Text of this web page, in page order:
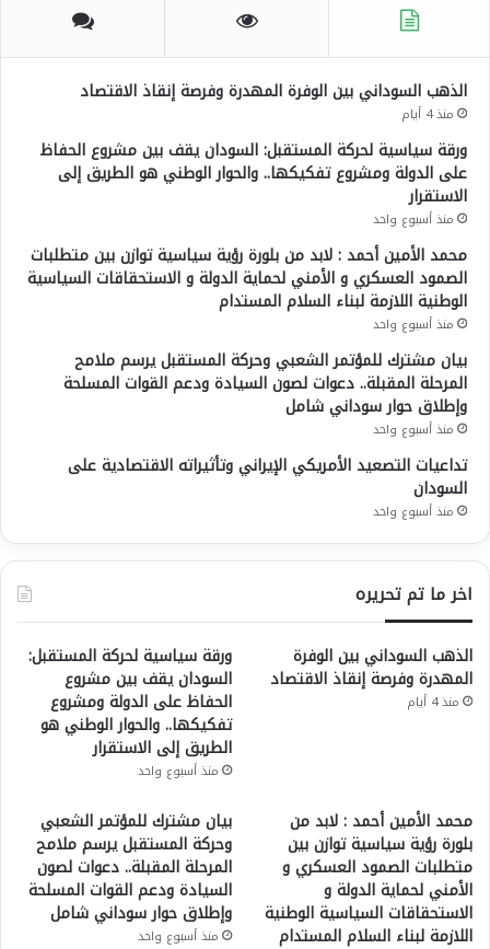
ب
و
ك
ي
و
ب
ت
ق
ر
ا
ق
ر
ا
م
الذهب السوداني بين الوفرة المهدرة وفرصة إنقاذ الاقتصاد
منذ 4 أيام
ورقة سياسية لحركة المستقبل: السودان يقف بين مشروع الحفاظ
على الدولة ومشروع تفكيكها.. والحوار الوطني هو الطريق إلى
الاستقرار
منذ أسبوع واحد
محمد الأمين أحمد : لابد من بلورة رؤية سياسية توازن بين متطلبات
الصمود العسكري و الأمني لحماية الدولة و الاستحقاقات السياسية
الوطنية اللازمة لبناء السلام المستدام
منذ أسبوع واحد
بيان مشترك للمؤتمر الشعبي وحركة المستقبل يرسم ملامح
المرحلة المقبلة.. دعوات لصون السيادة ودعم القوات المسلحة
وإطلاق حوار سوداني شامل
منذ أسبوع واحد
تداعيات التصعيد الأمريكي الإيراني وتأثيراته الاقتصادية على
السودان
منذ أسبوع واحد
اخر ما تم تحريره
الذهب السوداني بين الوفرة
المهدرة وفرصة إنقاذ الاقتصاد
منذ 4 أيام
ورقة سياسية لحركة المستقبل:
السودان يقف بين مشروع
الحفاظ على الدولة ومشروع
تفكيكها.. والحوار الوطني هو
الطريق إلى الاستقرار
منذ أسبوع واحد
محمد الأمين أحمد : لابد من
بلورة رؤية سياسية توازن بين
متطلبات الصمود العسكري و
الأمني لحماية الدولة و
الاستحقاقات السياسية الوطنية
اللازمة لبناء السلام المستدام
بيان مشترك للمؤتمر الشعبي
وحركة المستقبل يرسم ملامح
المرحلة المقبلة.. دعوات لصون
السيادة ودعم القوات المسلحة
وإطلاق حوار سوداني شامل
منذ أسبوع واحد